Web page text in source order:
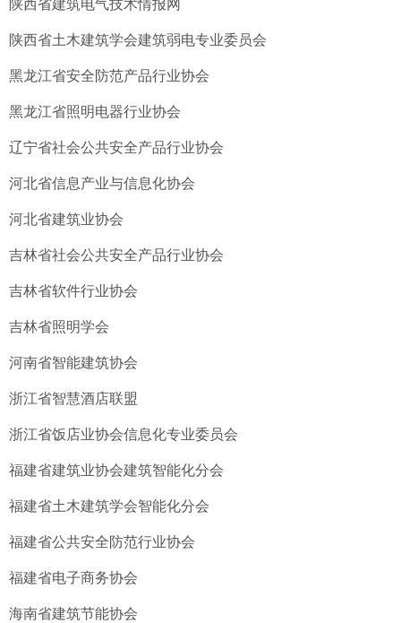
陕西省建筑电气技术情报网
陕西省土木建筑学会建筑弱电专业委员会
黑龙江省安全防范产品行业协会
黑龙江省照明电器行业协会
辽宁省社会公共安全产品行业协会
河北省信息产业与信息化协会
河北省建筑业协会
吉林省社会公共安全产品行业协会
吉林省软件行业协会
吉林省照明学会
河南省智能建筑协会
浙江省智慧酒店联盟
浙江省饭店业协会信息化专业委员会
福建省建筑业协会建筑智能化分会
福建省土木建筑学会智能化分会
福建省公共安全防范行业协会
福建省电子商务协会
海南省建筑节能协会